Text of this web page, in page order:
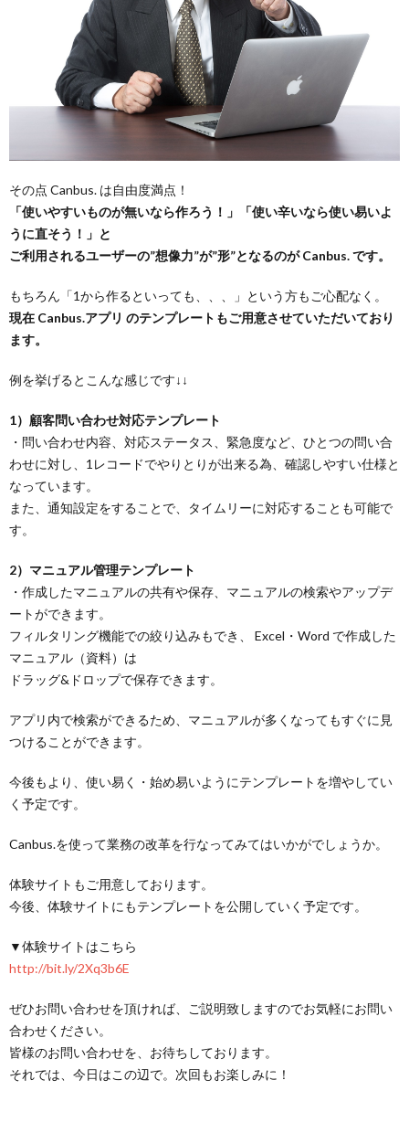
その点 Canbus. は自由度満点！
「使いやすいものが無いなら作ろう！」「使い辛いなら使い易いよ
うに直そう！」と
ご利用されるユーザーの”想像力”が”形”となるのが Canbus. です。
もちろん「1から作るといっても、、、」という方もご心配なく。
現在 Canbus.アプリ のテンプレートもご用意させていただいており
ます。
例を挙げるとこんな感じです↓↓
1）顧客問い合わせ対応テンプレート
・問い合わせ内容、対応ステータス、緊急度など、ひとつの問い合
わせに対し、1レコードでやりとりが出来る為、確認しやすい仕様と
なっています。
また、通知設定をすることで、タイムリーに対応することも可能で
す。
2）マニュアル管理テンプレート
・作成したマニュアルの共有や保存、マニュアルの検索やアップデ
ートができます。
フィルタリング機能での絞り込みもでき、 Excel・Word で作成した
マニュアル（資料）は
ドラッグ&ドロップで保存できます。
アプリ内で検索ができるため、マニュアルが多くなってもすぐに見
つけることができます。
今後もより、使い易く・始め易いようにテンプレートを増やしてい
く予定です。
Canbus.を使って業務の改革を行なってみてはいかがでしょうか。
体験サイトもご用意しております。
今後、体験サイトにもテンプレートを公開していく予定です。
▼体験サイトはこちら
http://bit.ly/2Xq3b6E
ぜひお問い合わせを頂ければ、ご説明致しますのでお気軽にお問い
合わせください。
皆様のお問い合わせを、お待ちしております。
それでは、今日はこの辺で。次回もお楽しみに！